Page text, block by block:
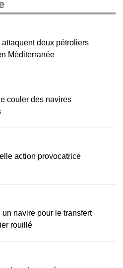
deux pétroliers
Méditerranée
couler des navires
action provocatrice
navire pour le transfert
rouillé